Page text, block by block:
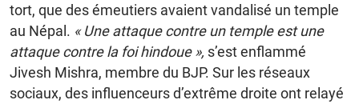
tort, que des émeutiers avaient vandalisé un temple
au Népal. « Une attaque contre un temple est une
attaque contre la foi hindoue », s’est enflammé
Jivesh Mishra, membre du BJP. Sur les réseaux
sociaux, des influenceurs d’extrême droite ont relayé